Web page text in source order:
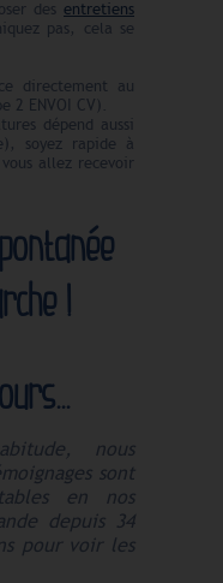
des entretiens
pas, cela se
directement au
2 ENVOI CV).
dépend aussi
soyez rapide à
allez recevoir
!
nous
sont
en nos
depuis 34
pour voir les